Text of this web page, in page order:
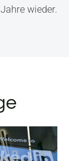
wieder.